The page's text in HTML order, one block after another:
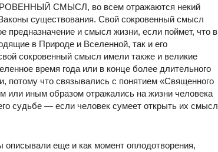
СМЫСЛ, во всем отражаются некий
существования. Свой сокровенный смысл
предназначение и смысл жизни, если поймет, что в
в Природе и Вселенной, так и его
сокровенный смысл имели также и великие
время года или в конце более длительного
потому что связывались с понятием «Священного
или иным образом отражались на жизни человека
судьбе — если человек сумеет открыть их смысл
еще и как момент оплодотворения,